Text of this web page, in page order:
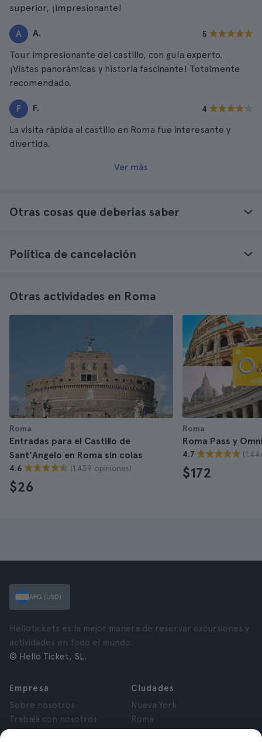
superior, ¡impresionante!
A A. 5
Tour impresionante del castillo, con guía experto.
¡Vistas panorámicas y historia fascinante! Totalmente
recomendado.
F F. 4
La visita rápida al castillo en Roma fue interesante y
divertida.
Ver más
Otras cosas que deberías saber
Política de cancelación
Otras actividades en Roma
Roma
Entradas para el Castillo de
Sant'Angelo en Roma sin colas
4.6 (1.439 opiniones)
$26
Roma
Roma Pass y
4.7
$172
ARG (USD)
Hellotickets es la mejor manera de reservar excursiones y
actividades en todo el mundo.
© Hello Ticket, SL.
Empresa
Sobre nosotros
Trabajá con nosotros
Ciudades
Nueva York
Roma